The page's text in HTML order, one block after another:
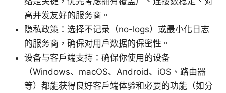
高并发友好的服务商。
隐私政策：选择不记录（no-logs）或最小化日志
的服务商，确保对用户数据的保密性。
设备与客户端支持：确保你使用的设备
（Windows、macOS、Android、iOS、路由器
等）都能获得良好客户端体验和必要的功能（如分